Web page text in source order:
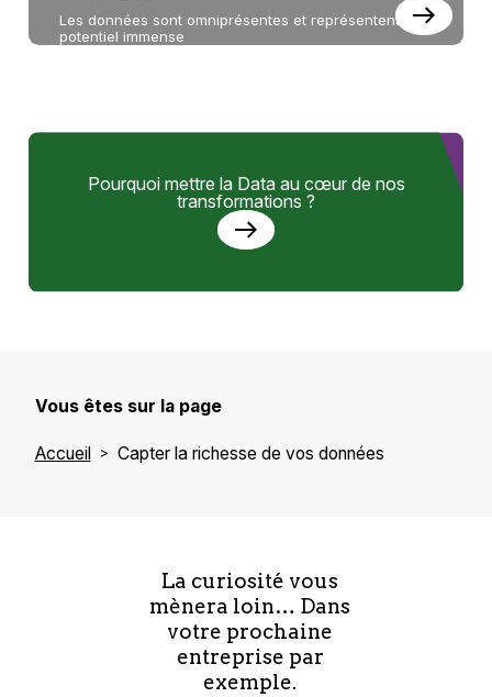
Les données sont omniprésentes et représentent un
potentiel immense
Pourquoi mettre la Data au cœur de nos
transformations ?
Vous êtes sur la page
Accueil Capter la richesse de vos données
La curiosité vous
mènera loin… Dans
votre prochaine
entreprise par
exemple.